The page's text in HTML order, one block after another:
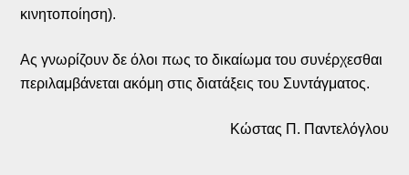
κινητοποίηση).
Ας γνωρίζουν δε όλοι πως το δικαίωμα του συνέρχεσθαι
περιλαμβάνεται ακόμη στις διατάξεις του Συντάγματος.
Κώστας Π. Παντελόγλου